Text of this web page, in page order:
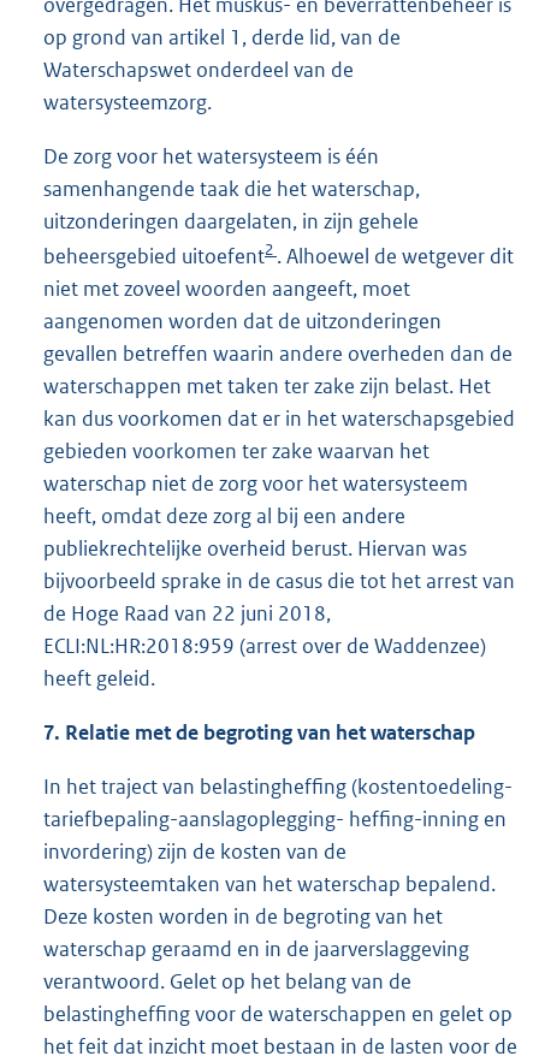
overgedragen. Het muskus- en beverrattenbeheer is
op grond van artikel 1, derde lid, van de
Waterschapswet onderdeel van de
watersysteemzorg.
De zorg voor het watersysteem is één
samenhangende taak die het waterschap,
uitzonderingen daargelaten, in zijn gehele
beheersgebied uitoefent2 . Alhoewel de wetgever dit
niet met zoveel woorden aangeeft, moet
aangenomen worden dat de uitzonderingen
gevallen betreffen waarin andere overheden dan de
waterschappen met taken ter zake zijn belast. Het
kan dus voorkomen dat er in het waterschapsgebied
gebieden voorkomen ter zake waarvan het
waterschap niet de zorg voor het watersysteem
heeft, omdat deze zorg al bij een andere
publiekrechtelijke overheid berust. Hiervan was
bijvoorbeeld sprake in de casus die tot het arrest van
de Hoge Raad van 22 juni 2018,
ECLI:NL:HR:2018:959 (arrest over de Waddenzee)
heeft geleid.
7. Relatie met de begroting van het waterschap
In het traject van belastingheffing (kostentoedeling-
tariefbepaling-aanslagoplegging- heffing-inning en
invordering) zijn de kosten van de
watersysteemtaken van het waterschap bepalend.
Deze kosten worden in de begroting van het
waterschap geraamd en in de jaarverslaggeving
verantwoord. Gelet op het belang van de
belastingheffing voor de waterschappen en gelet op
het feit dat inzicht moet bestaan in de lasten voor de